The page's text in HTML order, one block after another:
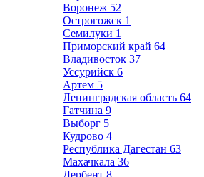
Воронеж 52
Острогожск 1
Семилуки 1
Приморский край 64
Владивосток 37
Уссурийск 6
Артем 5
Ленинградская область 64
Гатчина 9
Выборг 5
Кудрово 4
Республика Дагестан 63
Махачкала 36
Дербент 8